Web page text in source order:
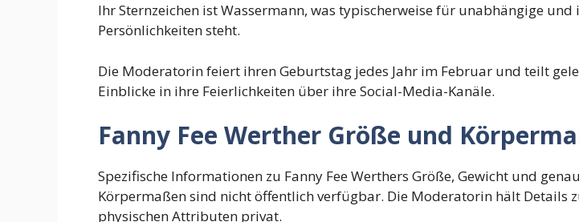
Ihr Sternzeichen ist Wassermann, was typischerweise für unabhängige und
Persönlichkeiten steht.
Die Moderatorin feiert ihren Geburtstag jedes Jahr im Februar und teilt
Einblicke in ihre Feierlichkeiten über ihre Social-Media-Kanäle.
Fanny Fee Werther Größe und
Spezifische Informationen zu Fanny Fee Werthers Größe, Gewicht und
Körpermaßen sind nicht öffentlich verfügbar. Die Moderatorin hält Details
physischen Attributen privat.